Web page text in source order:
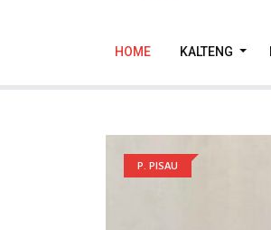
HOME KALTENG
P. PISAU